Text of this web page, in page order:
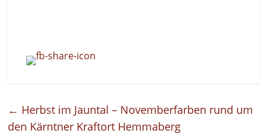
← Herbst im Jauntal – Novemberfarben rund um
den Kärntner Kraftort Hemmaberg